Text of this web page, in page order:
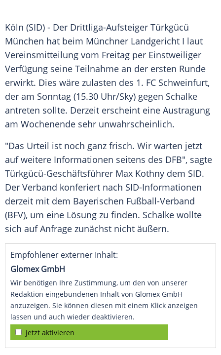
Köln (SID) - Der Drittliga-Aufsteiger Türkgücü
München hat beim Münchner Landgericht I laut
Vereinsmitteilung vom Freitag per Einstweiliger
Verfügung seine Teilnahme an der ersten Runde
erwirkt. Dies wäre zulasten des 1. FC Schweinfurt,
der am Sonntag (15.30 Uhr/Sky) gegen Schalke
antreten sollte. Derzeit erscheint eine Austragung
am Wochenende sehr unwahrscheinlich.
"Das Urteil ist noch ganz frisch. Wir warten jetzt
auf weitere Informationen seitens des DFB", sagte
Türkgücü-Geschäftsführer Max Kothny dem SID.
Der Verband konferiert nach SID-Informationen
derzeit mit dem Bayerischen Fußball-Verband
(BFV), um eine Lösung zu finden. Schalke wollte
sich auf Anfrage zunächst nicht äußern.
Empfohlener externer Inhalt:
Glomex GmbH
Wir benötigen Ihre Zustimmung, um den von unserer
Redaktion eingebundenen Inhalt von Glomex GmbH
anzuzeigen. Sie können diesen mit einem Klick anzeigen
lassen und auch wieder deaktivieren.
jetzt aktivieren